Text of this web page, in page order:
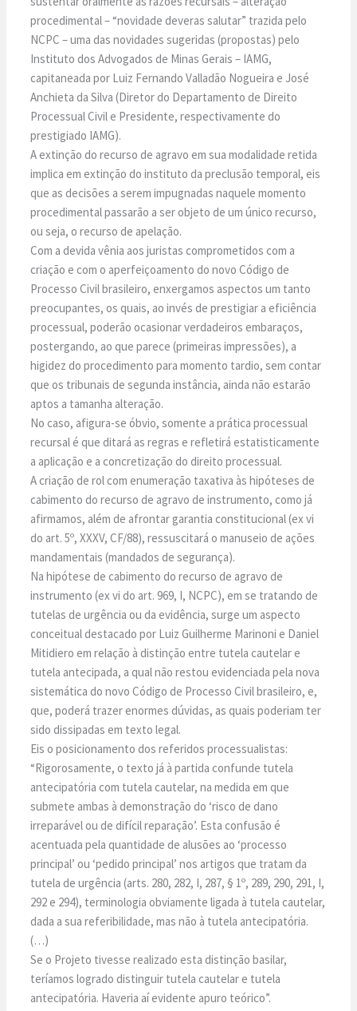
procedimental – “novidade deveras salutar” trazida pelo
NCPC – uma das novidades sugeridas (propostas) pelo
Instituto dos Advogados de Minas Gerais – IAMG,
capitaneada por Luiz Fernando Valladão Nogueira e José
Anchieta da Silva (Diretor do Departamento de Direito
Processual Civil e Presidente, respectivamente do
prestigiado IAMG).
A extinção do recurso de agravo em sua modalidade retida
implica em extinção do instituto da preclusão temporal, eis
que as decisões a serem impugnadas naquele momento
procedimental passarão a ser objeto de um único recurso,
ou seja, o recurso de apelação.
Com a devida vênia aos juristas comprometidos com a
criação e com o aperfeiçoamento do novo Código de
Processo Civil brasileiro, enxergamos aspectos um tanto
preocupantes, os quais, ao invés de prestigiar a eficiência
processual, poderão ocasionar verdadeiros embaraços,
postergando, ao que parece (primeiras impressões), a
higidez do procedimento para momento tardio, sem contar
que os tribunais de segunda instância, ainda não estarão
aptos a tamanha alteração.
No caso, afigura-se óbvio, somente a prática processual
recursal é que ditará as regras e refletirá estatisticamente
a aplicação e a concretização do direito processual.
A criação de rol com enumeração taxativa às hipóteses de
cabimento do recurso de agravo de instrumento, como já
afirmamos, além de afrontar garantia constitucional (ex vi
do art. 5º, XXXV, CF/88), ressuscitará o manuseio de ações
mandamentais (mandados de segurança).
Na hipótese de cabimento do recurso de agravo de
instrumento (ex vi do art. 969, I, NCPC), em se tratando de
tutelas de urgência ou da evidência, surge um aspecto
conceitual destacado por Luiz Guilherme Marinoni e Daniel
Mitidiero em relação à distinção entre tutela cautelar e
tutela antecipada, a qual não restou evidenciada pela nova
sistemática do novo Código de Processo Civil brasileiro, e,
que, poderá trazer enormes dúvidas, as quais poderiam ter
sido dissipadas em texto legal.
Eis o posicionamento dos referidos processualistas:
“Rigorosamente, o texto já à partida confunde tutela
antecipatória com tutela cautelar, na medida em que
submete ambas à demonstração do ‘risco de dano
irreparável ou de difícil reparação’. Esta confusão é
acentuada pela quantidade de alusões ao ‘processo
principal’ ou ‘pedido principal’ nos artigos que tratam da
tutela de urgência (arts. 280, 282, I, 287, § 1º, 289, 290, 291, I,
292 e 294), terminologia obviamente ligada à tutela cautelar,
dada a sua referibilidade, mas não à tutela antecipatória.
(…)
Se o Projeto tivesse realizado esta distinção basilar,
teríamos logrado distinguir tutela cautelar e tutela
antecipatória. Haveria aí evidente apuro teórico”.